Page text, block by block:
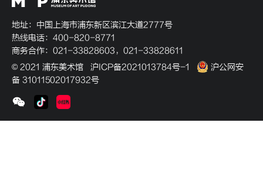
地址：中国上海市浦东新区滨江大道2777号
热线电话：400-820-8771
商务合作：021-33828603，021-33828611
© 2021 浦东美术馆 沪ICP备2021013784号-1
沪公网安
备 31011502017932号